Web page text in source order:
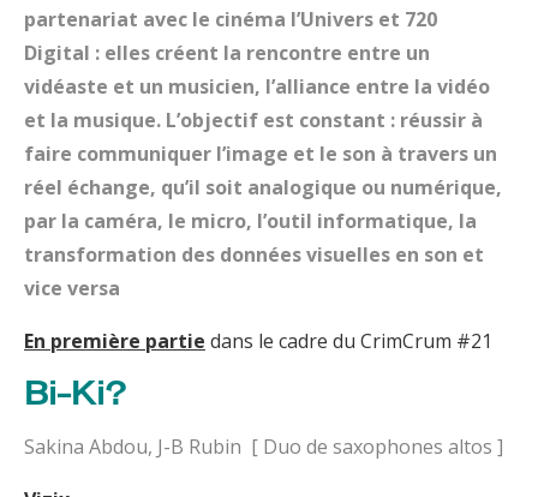
partenariat avec le cinéma l’Univers et 720
Digital : elles créent la rencontre entre un
vidéaste et un musicien, l’alliance entre la vidéo
et la musique. L’objectif est constant : réussir à
faire communiquer l’image et le son à travers un
réel échange, qu’il soit analogique ou numérique,
par la caméra, le micro, l’outil informatique, la
transformation des données visuelles en son et
vice versa
En première partie dans le cadre du CrimCrum #21
Bi-Ki?
Sakina Abdou, J-B Rubin [ Duo de saxophones altos ]